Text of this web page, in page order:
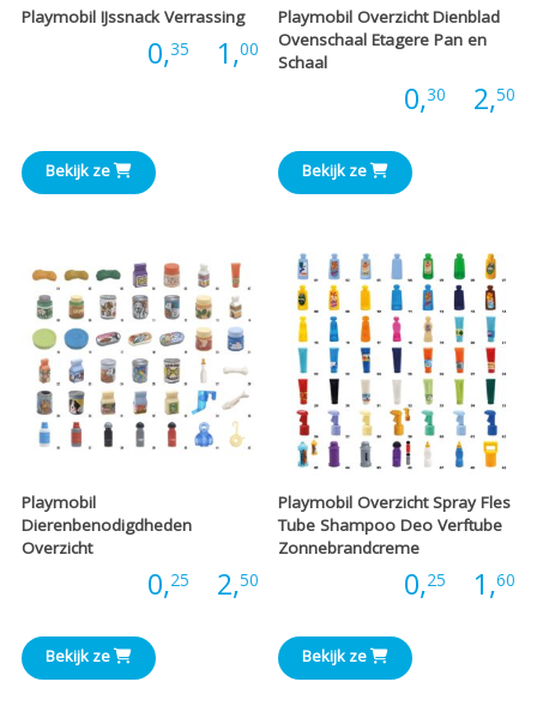
Playmobil IJssnack Verrassing
0,35 1,00Prijsklasse:
tot
€1,00
Bekijk ze
Playmobil Overzicht Dienblad
Ovenschaal Etagere Pan en
Schaal
0,30 2,50
Bekijk ze
Playmobil
Dierenbenodigdheden
Overzicht
0,25 2,50Prijsklasse:
€0,25
tot
Bekijk ze
Playmobil Overzicht Spray Fles
Tube Shampoo Deo Verftube
Zonnebrandcreme
0,25 1,60
Bekijk ze